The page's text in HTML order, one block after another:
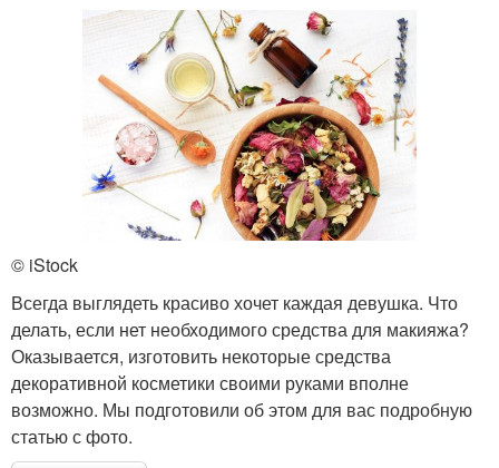
© iStock
Всегда выглядеть красиво хочет каждая девушка. Что
делать, если нет необходимого средства для макияжа?
Оказывается, изготовить некоторые средства
декоративной косметики своими руками вполне
возможно. Мы подготовили об этом для вас подробную
статью с фото.